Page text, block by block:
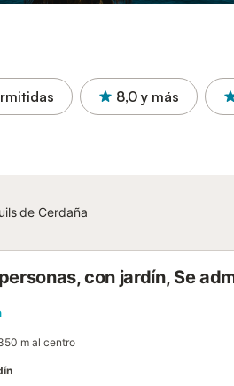
8,0 y más
de Cerdaña
con jardín, Se
m al centro